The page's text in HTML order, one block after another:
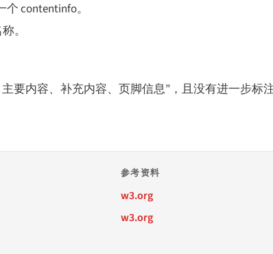
contentinfo。
。
要内容、补充内容、页脚信息”，且没有进一步标
参考资料
w3.org
w3.org